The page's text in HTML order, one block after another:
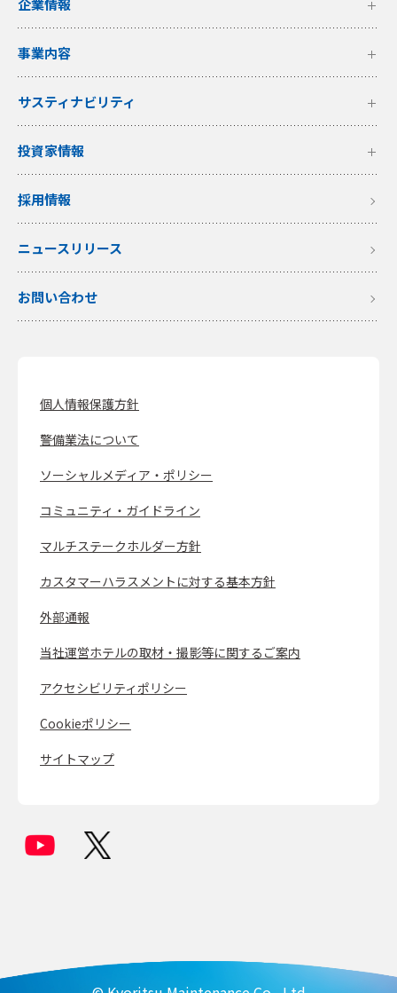
企業情報
事業内容
サスティナビリティ
投資家情報
採用情報
ニュースリリース
お問い合わせ
個人情報保護方針
警備業法について
ソーシャルメディア・ポリシー
コミュニティ・ガイドライン
マルチステークホルダー方針
カスタマーハラスメントに対する基本方針
外部通報
当社運営ホテルの取材・撮影等に関するご案内
アクセシビリティポリシー
Cookieポリシー
サイトマップ